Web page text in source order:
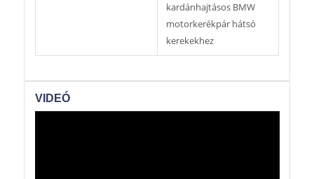
kardánhajtásos BMW
motorkerékpár hátsó
kerekekhez
VIDEÓ